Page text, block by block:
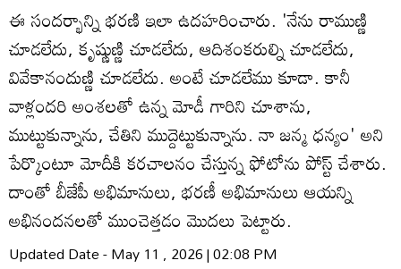
ఈ సందర్భాన్ని భరణి ఇలా ఉదహరించారు. 'నేను రాముణ్ణి
చూడలేదు, కృష్ణుణ్ణి చూడలేదు, ఆదిశంకరుల్ని చూడలేదు,
వివేకానందుణ్ణి చూడలేదు. అంటే చూడలేము కూడా. కానీ
వాళ్లందరి అంశలతో ఉన్న మోడీ గారిని చూశాను,
ముట్టుకున్నాను, చేతిని ముద్దెట్టుకున్నాను. నా జన్మ ధన్యం' అని
పేర్కొంటూ మోదీకి కరచాలనం చేస్తున్న ఫోటోను పోస్ట్ చేశారు.
దాంతో బీజేపీ అభిమానులు, భరణీ అభిమానులు ఆయన్ని
అభినందనలతో ముంచెత్తడం మొదలు పెట్టారు.
Updated Date - May 11 , 2026 | 02:08 PM